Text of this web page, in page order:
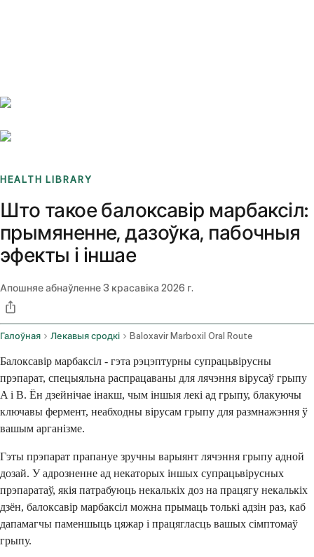
HEALTH LIBRARY
Што такое балоксавір марбаксіл:
прымяненне, дазоўка, пабочныя
эфекты і іншае
Апошняе абнаўленне3 красавіка 2026 г.
Галоўная Лекавыя сродкі Baloxavir Marboxil Oral Route
Балоксавір марбаксіл - гэта рэцэптурны супрацьвірусны
прэпарат, спецыяльна распрацаваны для лячэння вірусаў грыпу
A і B. Ён дзейнічае інакш, чым іншыя лекі ад грыпу, блакуючы
ключавы фермент, неабходны вірусам грыпу для размнажэння ў
вашым арганізме.
Гэты прэпарат прапануе зручны варыянт лячэння грыпу адной
дозай. У адрозненне ад некаторых іншых супрацьвірусных
прэпаратаў, якія патрабуюць некалькіх доз на працягу некалькіх
дзён, балоксавір марбаксіл можна прымаць толькі адзін раз, каб
дапамагчы паменшыць цяжар і працягласць вашых сімптомаў
грыпу.